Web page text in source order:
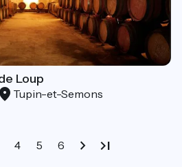
Loup
Tupin-et-Semons
4 5 6